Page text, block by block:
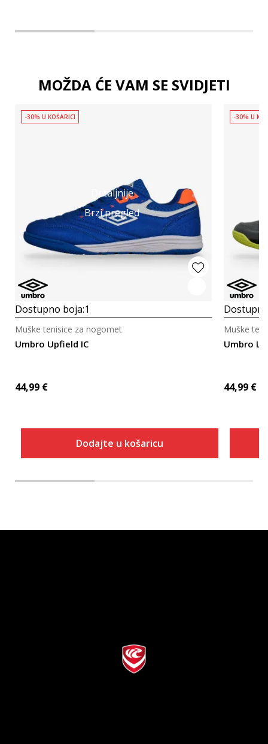
MOŽDA ĆE VAM SE SVIDJETI
Detaljnije
Brzi pregled
-30% U KOŠARICI
Dostupno boja:1
Umbro Upfield IC
Muške tenisice za nogomet
44,99 €
Dodajte u košaricu
-30% U
Umbro
Muške
44,99 €